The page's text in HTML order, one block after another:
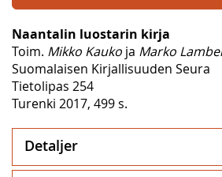
Naantalin luostarin kirja
Toim. Mikko Kauko ja Marko
Suomalaisen Kirjallisuuden Seura
Tietolipas 254
Turenki 2017, 499 s.
Detaljer